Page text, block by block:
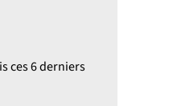
ces 6 derniers